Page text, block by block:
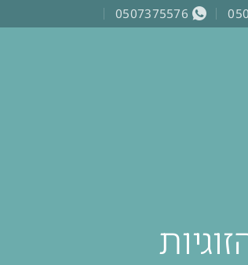
0507375576